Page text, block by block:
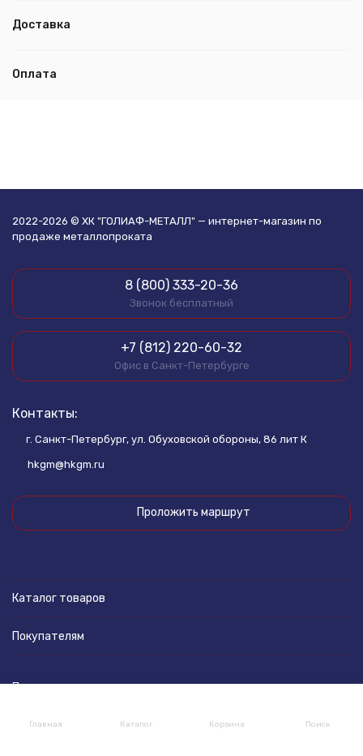
Доставка
Оплата
Главная Каталог Корзина Поиск
2022-2026 © ХК "ГОЛИАФ-МЕТАЛЛ" — интернет-магазин по
продаже металлопроката
8 (800) 333-20-36
Звонок бесплатный
+7 (812) 220-60-32
Офис в Санкт-Петербурге
Контакты:
г. Санкт-Петербург, ул. Обуховской обороны, 86 лит К
hkgm@hkgm.ru
Проложить маршрут
Каталог товаров
Покупателям
Политика персональных данных